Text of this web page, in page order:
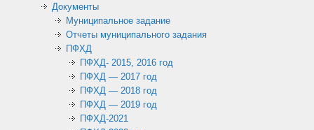
Документы
Муниципальное задание
Отчеты муниципального задания
ПФХД
ПФХД- 2015, 2016 год
ПФХД — 2017 год
ПФХД — 2018 год
ПФХД — 2019 год
ПФХД-2021